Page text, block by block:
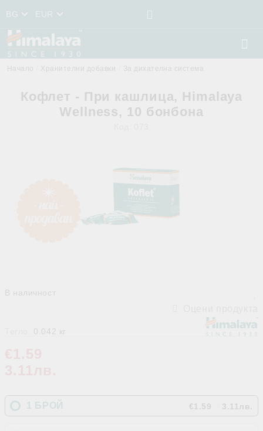
BG EUR
Начало Хранителни добавки За дихателна система
Кофлет - При кашлица, Himalaya
Wellness, 10 бонбона
В наличност
0.042 кг
1 БРОЙ €1.59 3.11лв.